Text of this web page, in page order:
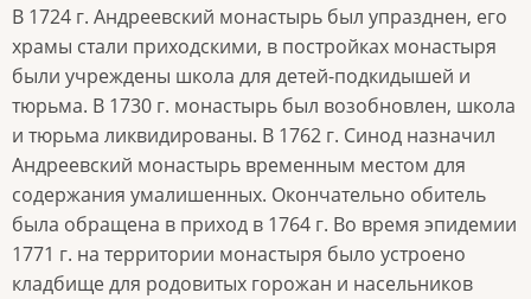
В 1724 г. Андреевский монастырь был упразднен, его
храмы стали приходскими, в постройках монастыря
были учреждены школа для детей-подкидышей и
тюрьма. В 1730 г. монастырь был возобновлен, школа
и тюрьма ликвидированы. В 1762 г. Синод назначил
Андреевский монастырь временным местом для
содержания умалишенных. Окончательно обитель
была обращена в приход в 1764 г. Во время эпидемии
1771 г. на территории монастыря было устроено
кладбище для родовитых горожан и насельников